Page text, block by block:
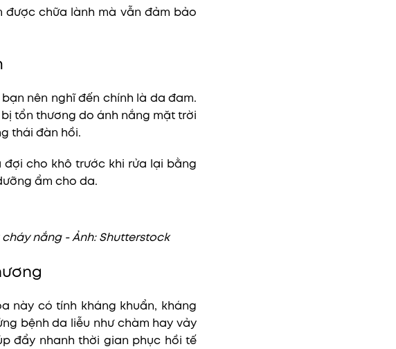
chữa lành mà vẫn đảm bảo
nên nghĩ đến chính là da đam.
tổn thương do ánh nắng mặt trời
thái đàn hồi.
cho khô trước khi rửa lại bằng
ẩm cho da.
nắng - Ảnh: Shutterstock
này có tính kháng khuẩn, kháng
bệnh da liễu như chàm hay vảy
đẩy nhanh thời gian phục hồi tế